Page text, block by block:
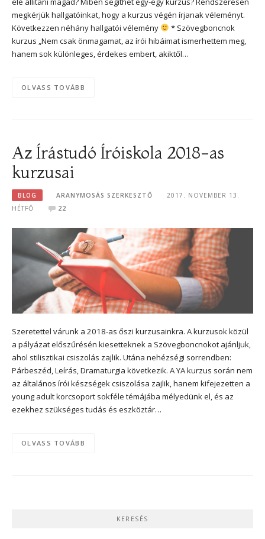
megkérjük hallgatóinkat, hogy a kurzus végén írjanak véleményt.
Következzen néhány hallgatói vélemény
* Szövegboncnok
kurzus „Nem csak önmagamat, az írói hibáimat ismerhettem meg,
hanem sok különleges, érdekes embert, akiktől…
OLVASS TOVÁBB
Az Írástudó Íróiskola 2018-as
kurzusai
BLOG ARANYMOSÁS SZERKESZTŐ
2017. NOVEMBER 13.
HÉTFŐ
22
Szeretettel várunk a 2018-as őszi kurzusainkra. A kurzusok közül
a pályázat előszűrésén kiesetteknek a Szövegboncnokot ajánljuk,
ahol stilisztikai csiszolás zajlik. Utána nehézségi sorrendben:
Párbeszéd, Leírás, Dramaturgia következik. A YA kurzus során nem
az általános írói készségek csiszolása zajlik, hanem kifejezetten a
young adult korcsoport sokféle témájába mélyedünk el, és az
ezekhez szükséges tudás és eszköztár…
OLVASS TOVÁBB
KERESÉS